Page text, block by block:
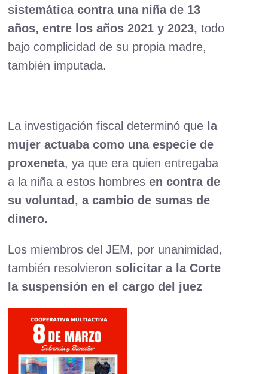
sistemática contra una niña de 13
años, entre los años 2021 y 2023,todo
bajo complicidad de su propia madre,
también imputada.
La investigación fiscal determinó que la
mujer actuaba como una especie de
proxeneta, ya que era quien entregaba
a la niña a estos hombres en contra de
su voluntad, a cambio de sumas de
dinero.
Los miembros del JEM, por unanimidad,
también resolvieron solicitar a la Corte
la suspensión en el cargo del juez